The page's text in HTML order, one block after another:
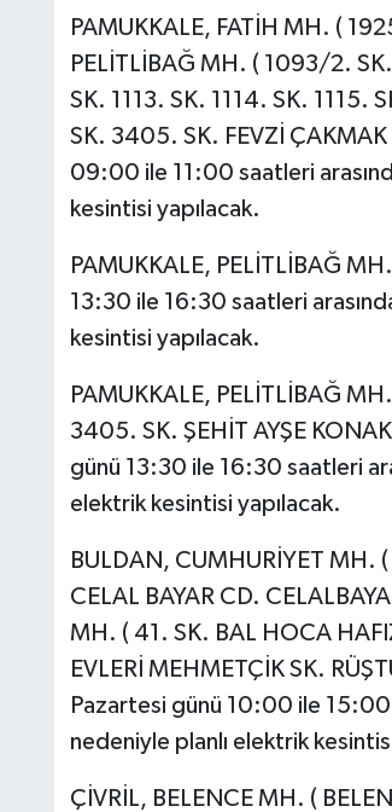
PAMUKKALE, FATİH MH. (
PELİTLİBAĞ MH. ( 1093/2.
SK. 1113. SK. 1114. SK. 1115.
SK. 3405. SK. FEVZİ ÇAKMAK
09:00 ile 11:00 saatleri
kesintisi yapılacak.
PAMUKKALE, PELİTLİBAĞ
13:30 ile 16:30 saatleri
kesintisi yapılacak.
PAMUKKALE, PELİTLİBAĞ
3405. SK. ŞEHİT AYŞE
günü 13:30 ile 16:30 saatleri
elektrik kesintisi yapılacak.
BULDAN, CUMHURİYET MH.
CELAL BAYAR CD.
MH. ( 41. SK. BAL HOCA
EVLERİ MEHMETÇİK SK.
Pazartesi günü 10:00 ile 15:00
nedeniyle planlı elektrik
ÇİVRİL, BELENCE MH. (